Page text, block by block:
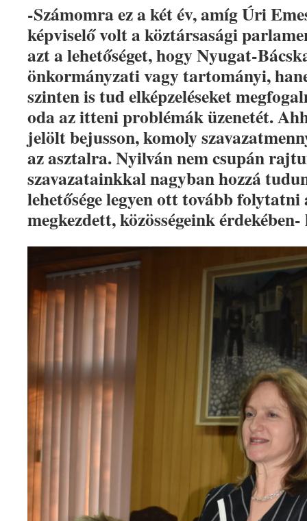
-Számomra ez a két év, amíg Úri
képviselő volt a köztársasági
azt a lehetőséget, hogy Nyugat-
önkormányzati vagy tartományi,
szinten is tud elképzeléseket
oda az itteni problémák üzenetét.
jelölt bejusson, komoly
az asztalra. Nyilván nem csupán
szavazatainkkal nagyban hozzá
lehetősége legyen ott tovább
megkezdett, közösségeink